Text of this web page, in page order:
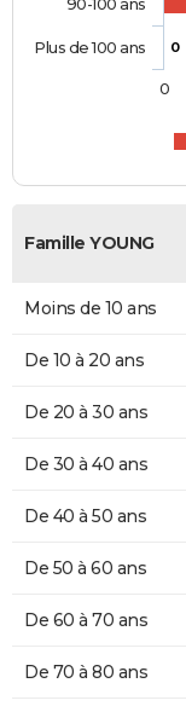
0
Plus de 100 ans
0
Famille YOUNG
Moins de 10 ans
De 10 à 20 ans
De 20 à 30 ans
De 30 à 40 ans
De 40 à 50 ans
De 50 à 60 ans
De 60 à 70 ans
De 70 à 80 ans